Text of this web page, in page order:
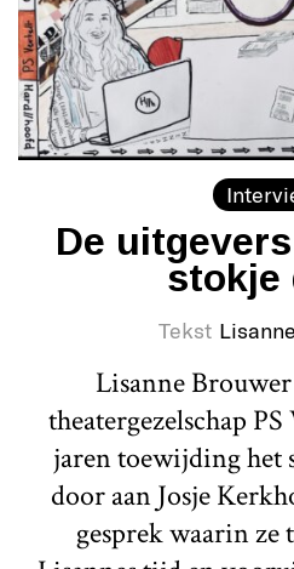
De
stokje
Tekst
Lisanne
theatergezelschap
jaren toewijding het
door aan Josje
gesprek waarin